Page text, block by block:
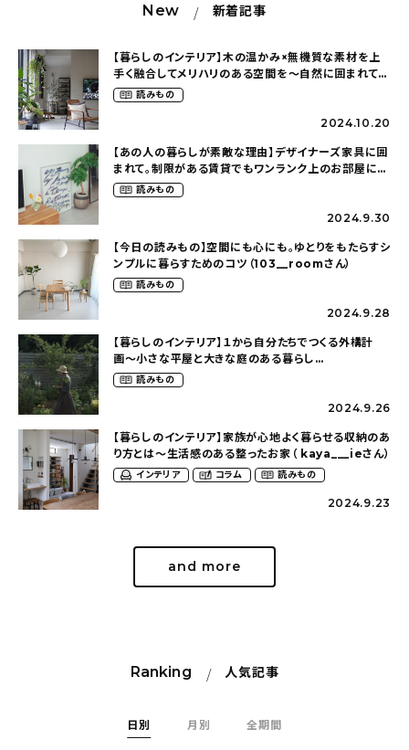
New 新着記事
【暮らしのインテリア】木の温かみ×無機質な素材を上
手く融合してメリハリのある空間を〜自然に囲まれて暮
らす（ki_no_ieさん）
読みもの
2024.10.20
【あの人の暮らしが素敵な理由】デザイナーズ家具に囲
まれて。制限がある賃貸でもワンランク上のお部屋に〜
狭くても好きな暮らしのこと（_____chika708さん）
読みもの
2024.9.30
【今日の読みもの】空間にも心にも。ゆとりをもたらすシ
ンプルに暮らすためのコツ（103__roomさん）
読みもの
2024.9.28
【暮らしのインテリア】１から自分たちでつくる外構計
画〜小さな平屋と大きな庭のある暮らし
（tsumikiniwaさん）
読みもの
2024.9.26
【暮らしのインテリア】家族が心地よく暮らせる収納のあ
り方とは〜生活感のある整ったお家（ kaya___ieさん）
インテリア コラム 読みもの
2024.9.23
and more
Ranking 人気記事
日別 月別 全期間